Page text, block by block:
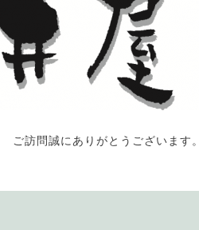
ご訪問誠にありがとうございます。